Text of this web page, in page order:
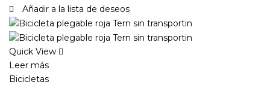
Añadir a la lista de deseos
Quick View
Leer más
Bicicletas